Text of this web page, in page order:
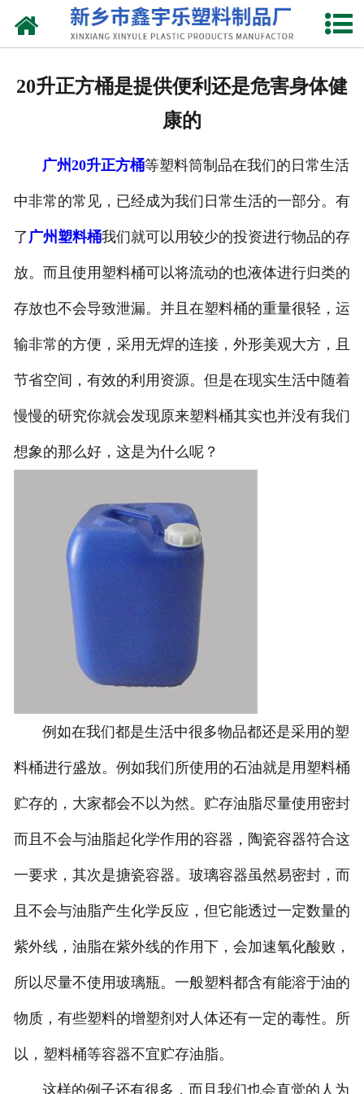
网站首页
联系我们
20升正方桶是提供便利还是危害身体健
康的
广州20升正方桶等塑料筒制品在我们的日常生活
中非常的常见，已经成为我们日常生活的一部分。有
了广州塑料桶我们就可以用较少的投资进行物品的存
放。而且使用塑料桶可以将流动的也液体进行归类的
存放也不会导致泄漏。并且在塑料桶的重量很轻，运
输非常的方便，采用无焊的连接，外形美观大方，且
节省空间，有效的利用资源。但是在现实生活中随着
慢慢的研究你就会发现原来塑料桶其实也并没有我们
想象的那么好，这是为什么呢？
例如在我们都是生活中很多物品都还是采用的塑
料桶进行盛放。例如我们所使用的石油就是用塑料桶
贮存的，大家都会不以为然。贮存油脂尽量使用密封
而且不会与油脂起化学作用的容器，陶瓷容器符合这
一要求，其次是搪瓷容器。玻璃容器虽然易密封，而
且不会与油脂产生化学反应，但它能透过一定数量的
紫外线，油脂在紫外线的作用下，会加速氧化酸败，
所以尽量不使用玻璃瓶。一般塑料都含有能溶于油的
物质，有些塑料的增塑剂对人体还有一定的毒性。所
以，塑料桶等容器不宜贮存油脂。
这样的例子还有很多，而且我们也会直觉的人为